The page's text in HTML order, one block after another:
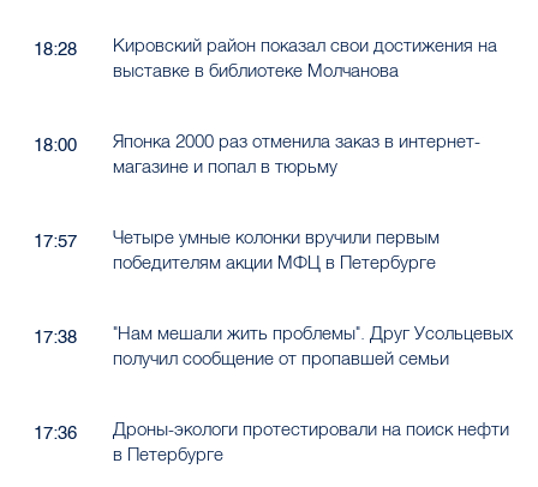
18:28
Кировский район показал свои достижения на
выставке в библиотеке Молчанова
18:00
Японка 2000 раз отменила заказ в интернет-
магазине и попал в тюрьму
17:57
Четыре умные колонки вручили первым
победителям акции МФЦ в Петербурге
17:38
"Нам мешали жить проблемы". Друг Усольцевых
получил сообщение от пропавшей семьи
17:36
Дроны-экологи протестировали на поиск нефти
в Петербурге